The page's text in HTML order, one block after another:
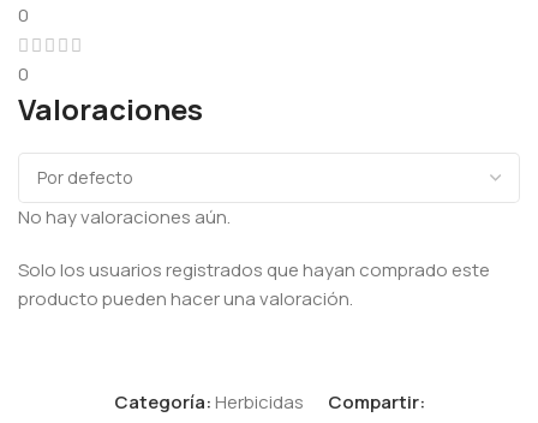
0
0
Valoraciones
No hay valoraciones aún.
Solo los usuarios registrados que hayan comprado este
producto pueden hacer una valoración.
Categoría:Herbicidas Compartir: